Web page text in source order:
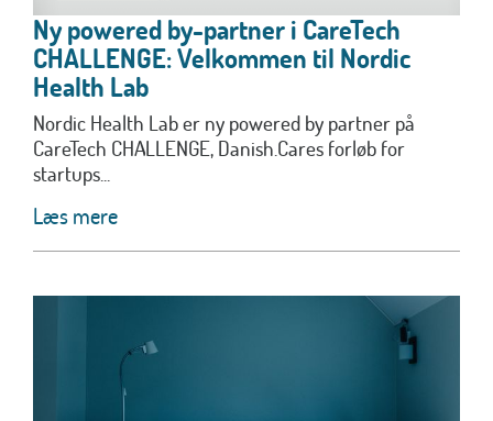
Ny powered by-partner i CareTech
CHALLENGE: Velkommen til Nordic
Health Lab
Nordic Health Lab er ny powered by partner på
CareTech CHALLENGE, Danish.Cares forløb for
startups...
Læs mere